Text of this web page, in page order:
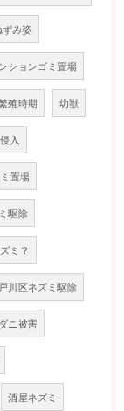
ずみ姿
ションゴミ置場
殖時期 幼獣
入
置場
駆除
ミ？
川区ネズミ駆除
ダニ被害
酒屋ネズミ